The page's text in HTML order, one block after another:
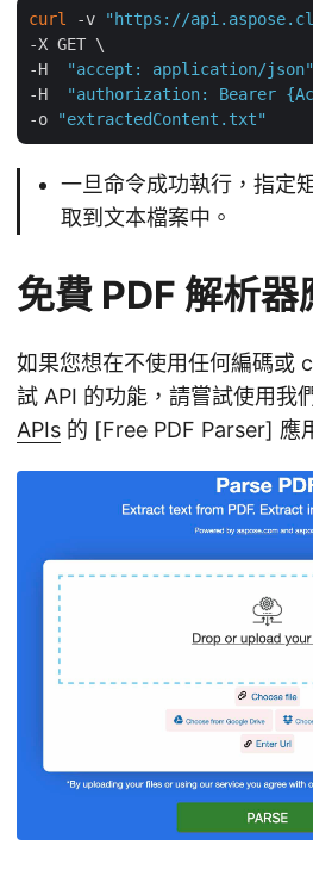
curl -v
"https://
-X GET \
-H
"accept: application/json"
-H
"authorization: Bearer
-o
"extractedContent.txt"
一旦命令成功執行，指定
取到文本檔案中。
免費 PDF 解析器
如果您想在不使用任何編碼或
試 API 的功能，請嘗試使用我
APIs 的 [Free PDF Parser] 應